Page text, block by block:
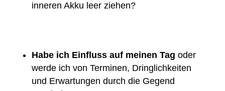
inneren Akku leer ziehen?
Habe ich Einfluss auf meinen Tag oder
werde ich von Terminen, Dringlichkeiten
und Erwartungen durch die Gegend